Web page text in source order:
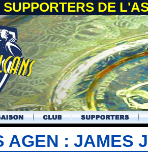
SUPPORTERS DE
AGEN : JAMES